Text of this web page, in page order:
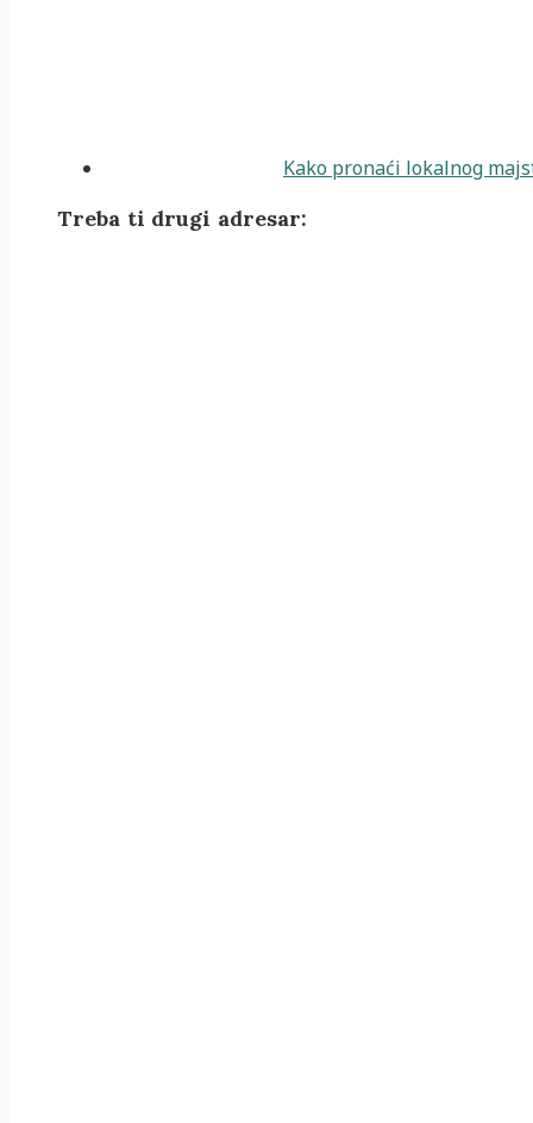
Kako pronaći lokalnog
Treba ti drugi adresar: